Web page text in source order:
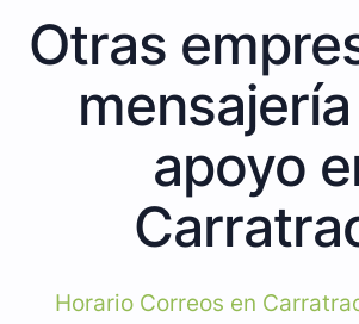
Otras
apoyo
Horario Correos en